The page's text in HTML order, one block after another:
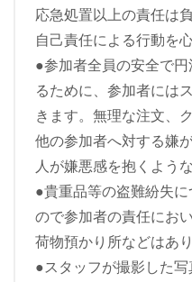
応急処置以上の責任は
自己責任による行動を
●参加者全員の安全で
るために、参加者には
きます。無理な注文、
他の参加者へ対する嫌
人が嫌悪感を抱くよう
●貴重品等の盗難紛失
ので参加者の責任にお
荷物預かり所などはあり
●スタッフが撮影した